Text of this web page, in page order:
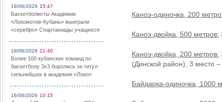
19/06/2026 15:47
Баскетболисты Академии
«Локомотив-Кубань» выиграли
«серебро» Спартакиады учащихся
18/06/2026 21:40
Более 100 кубанских команд по
баскетболу 3х3 боролись за титул
сильнейших в академии «Локо»
16/06/2026 10:15
Каноэ-одиночка, 200
Каноэ-двойка, 500 метров:
Каноэ-двойка, 200 метров:
(Динской район), 3 место
Байдарка-одиночка, 1000